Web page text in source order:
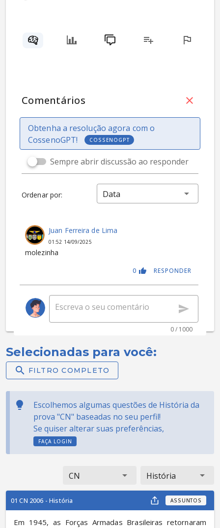
Comentários
Obtenha a resolução agora com o
CossenoGPT!
COSSENOGPT
Sempre abrir discussão ao responder
Ordenar por: Data
Juan Ferreira de Lima
01:52 14/09/2025
molezinha
RESPONDER
0
0 / 1000
Selecionadas para você:
FILTRO COMPLETO
Escolhemos algumas questões de História da
prova "CN" baseadas no seu perfil!
Se quiser alterar suas preferências,
FAÇA LOGIN
CN História
01 CN 2006 - História ASSUNTOS
Em 1945, as Forças Armadas Brasileiras retornaram